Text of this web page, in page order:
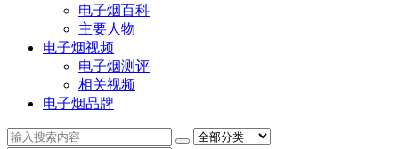
电子烟百科
主要人物
电子烟视频
电子烟测评
相关视频
电子烟品牌